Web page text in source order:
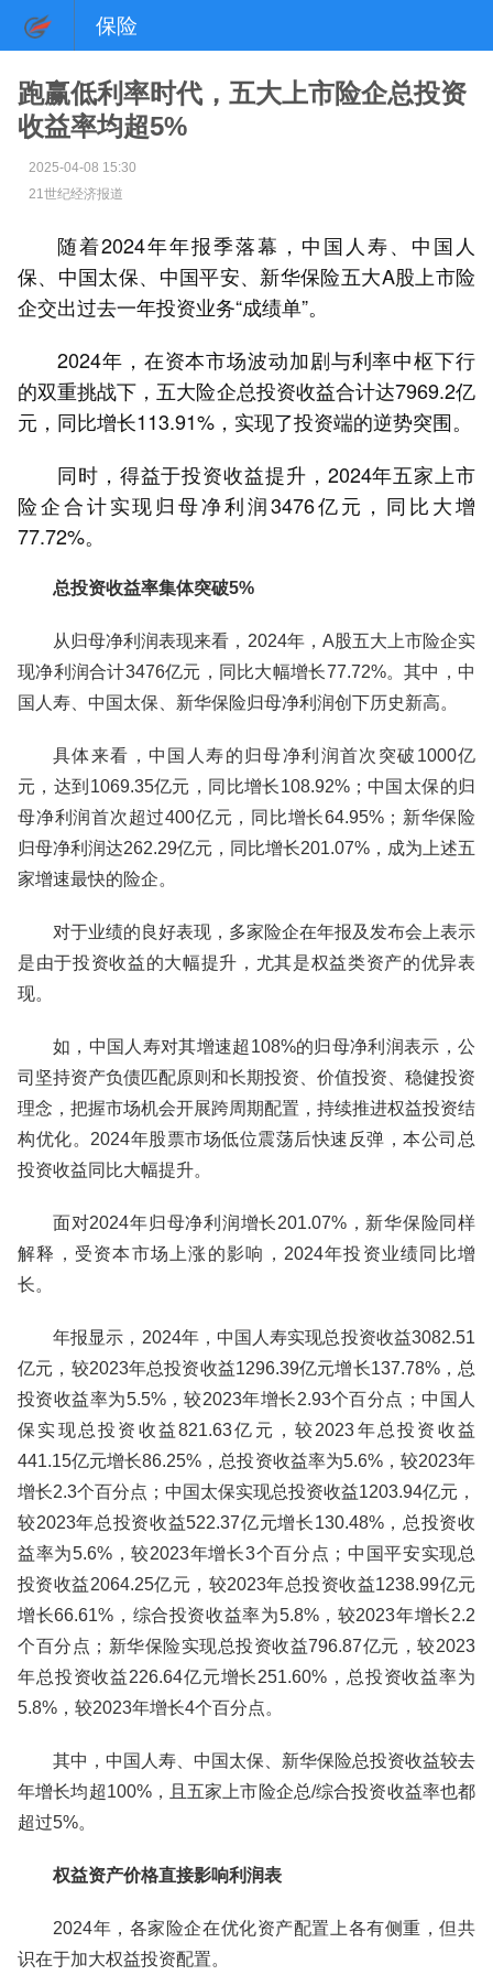
保险
跑赢低利率时代，五大上市险企总投资
收益率均超5%
2025-04-08 15:30
21世纪经济报道
随着2024年年报季落幕，中国人寿、中国人
保、中国太保、中国平安、新华保险五大A股上市险
企交出过去一年投资业务“成绩单”。
2024年，在资本市场波动加剧与利率中枢下行
的双重挑战下，五大险企总投资收益合计达7969.2亿
元，同比增长113.91%，实现了投资端的逆势突围。
同时，得益于投资收益提升，2024年五家上市
险企合计实现归母净利润3476亿元，同比大增
77.72%。
总投资收益率集体突破5%
从归母净利润表现来看，2024年，A股五大上市险企实
现净利润合计3476亿元，同比大幅增长77.72%。其中，中
国人寿、中国太保、新华保险归母净利润创下历史新高。
具体来看，中国人寿的归母净利润首次突破1000亿
元，达到1069.35亿元，同比增长108.92%；中国太保的归
母净利润首次超过400亿元，同比增长64.95%；新华保险
归母净利润达262.29亿元，同比增长201.07%，成为上述五
家增速最快的险企。
对于业绩的良好表现，多家险企在年报及发布会上表示
是由于投资收益的大幅提升，尤其是权益类资产的优异表
现。
如，中国人寿对其增速超108%的归母净利润表示，公
司坚持资产负债匹配原则和长期投资、价值投资、稳健投资
理念，把握市场机会开展跨周期配置，持续推进权益投资结
构优化。2024年股票市场低位震荡后快速反弹，本公司总
投资收益同比大幅提升。
面对2024年归母净利润增长201.07%，新华保险同样
解释，受资本市场上涨的影响，2024年投资业绩同比增
长。
年报显示，2024年，中国人寿实现总投资收益3082.51
亿元，较2023年总投资收益1296.39亿元增长137.78%，总
投资收益率为5.5%，较2023年增长2.93个百分点；中国人
保实现总投资收益821.63亿元，较2023年总投资收益
441.15亿元增长86.25%，总投资收益率为5.6%，较2023年
增长2.3个百分点；中国太保实现总投资收益1203.94亿元，
较2023年总投资收益522.37亿元增长130.48%，总投资收
益率为5.6%，较2023年增长3个百分点；中国平安实现总
投资收益2064.25亿元，较2023年总投资收益1238.99亿元
增长66.61%，综合投资收益率为5.8%，较2023年增长2.2
个百分点；新华保险实现总投资收益796.87亿元，较2023
年总投资收益226.64亿元增长251.60%，总投资收益率为
5.8%，较2023年增长4个百分点。
其中，中国人寿、中国太保、新华保险总投资收益较去
年增长均超100%，且五家上市险企总/综合投资收益率也都
超过5%。
权益资产价格直接影响利润表
2024年，各家险企在优化资产配置上各有侧重，但共
识在于加大权益投资配置。